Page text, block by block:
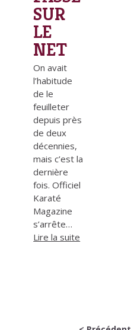
SUR
LE
NET
On avait
l’habitude
de le
feuilleter
depuis près
de deux
décennies,
mais c’est la
dernière
fois. Officiel
Karaté
Magazine
s’arrête…
Lire la suite